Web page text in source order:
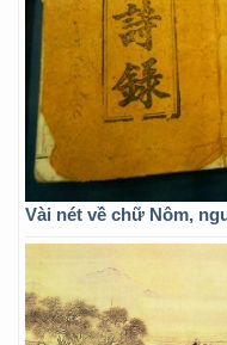
Vài nét về chữ Nôm,